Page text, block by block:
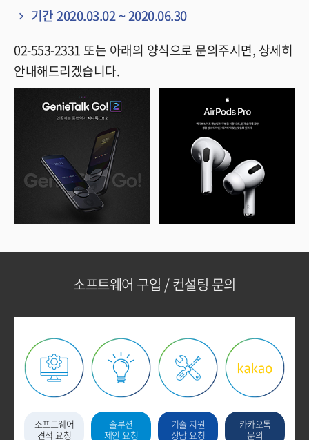
기간 2020.03.02 ~ 2020.06.30
02-553-2331 또는 아래의 양식으로 문의주시면, 상세히
안내해드리겠습니다.
소프트웨어 구입 / 컨설팅 문의
소프트웨어
견적 요청
솔루션
제안 요청
기술 지원
상담 요청
카카오톡
문의